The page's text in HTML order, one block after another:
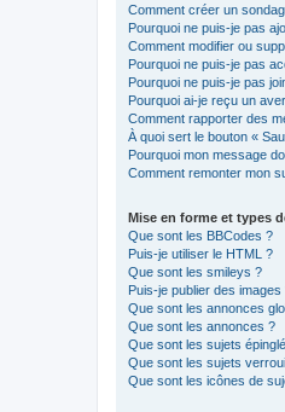
Comment créer un
Pourquoi ne puis-je pas
Comment modifier ou
Pourquoi ne puis-je pas
Pourquoi ne puis-je pas
Pourquoi ai-je reçu un
Comment rapporter des
À quoi sert le bouton «
Pourquoi mon message
Comment remonter mon
Mise en forme et types
Que sont les BBCodes ?
Puis-je utiliser le HTML ?
Que sont les smileys ?
Puis-je publier des images
Que sont les annonces
Que sont les annonces ?
Que sont les sujets
Que sont les sujets
Que sont les icônes de